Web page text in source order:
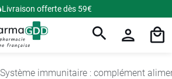
Livraison offerte dès 59€
Système immunitaire : complément